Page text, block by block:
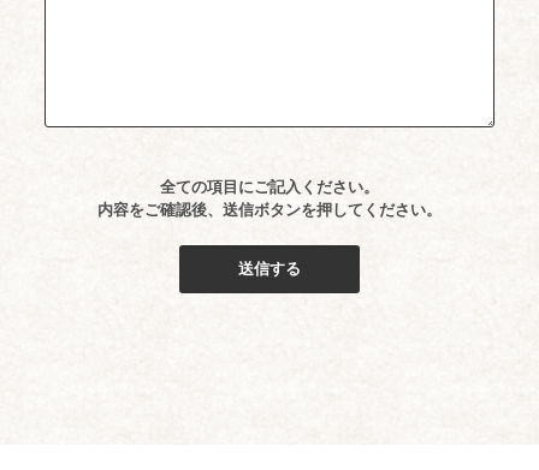
全ての項目にご記入ください。
内容をご確認後、送信ボタンを押してください。